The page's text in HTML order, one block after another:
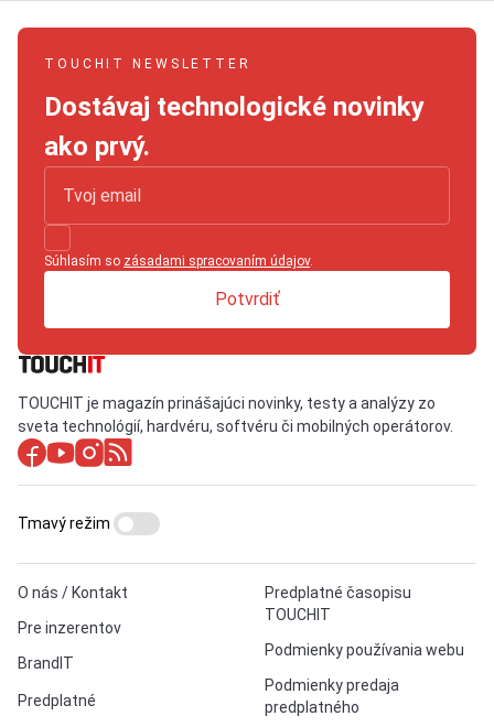
TOUCHIT NEWSLETTER
Dostávaj technologické novinky
ako prvý.
Súhlasím so zásadami spracovaním údajov.
Potvrdiť
TOUCHIT je magazín prinášajúci novinky, testy a analýzy zo
sveta technológií, hardvéru, softvéru či mobilných operátorov.
O nás / Kontakt
Pre inzerentov
BrandIT
Predplatné
Predplatné časopisu
TOUCHIT
Podmienky používania webu
Podmienky predaja
predplatného
Tmavý režim